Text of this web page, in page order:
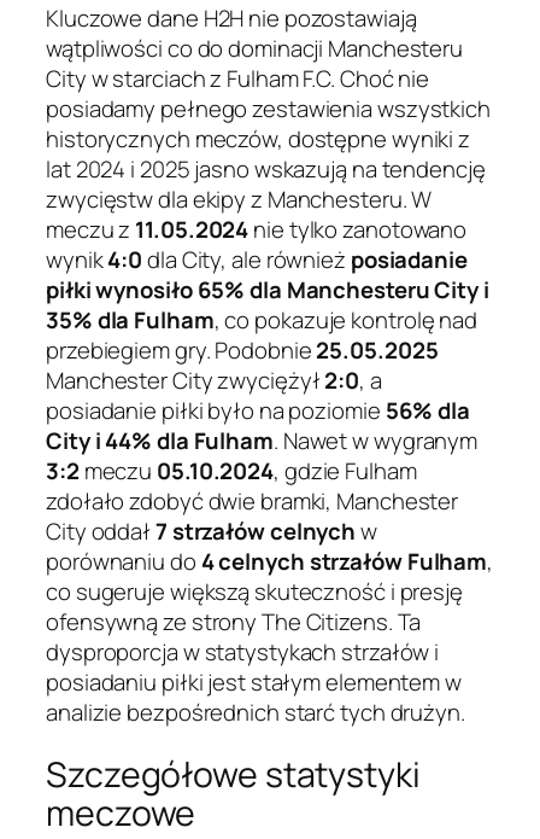
Kluczowe dane H2H nie pozostawiają
wątpliwości co do dominacji Manchesteru
City w starciach z Fulham F.C. Choć nie
posiadamy pełnego zestawienia wszystkich
historycznych meczów, dostępne wyniki z
lat 2024 i 2025 jasno wskazują na tendencję
zwycięstw dla ekipy z Manchesteru. W
meczu z 11.05.2024nie tylko zanotowano
wynik4:0dla City, ale również posiadanie
piłki wynosiło 65% dla Manchesteru City i
35% dla Fulham, co pokazuje kontrolę nad
przebiegiem gry. Podobnie25.05.2025
Manchester City zwyciężył2:0, a
posiadanie piłki było na poziomie 56% dla
City i 44% dla Fulham. Nawet w wygranym
3:2 meczu 05.10.2024, gdzie Fulham
zdołało zdobyć dwie bramki, Manchester
City oddał7 strzałów celnychw
porównaniu do 4 celnych strzałów Fulham,
co sugeruje większą skuteczność i presję
ofensywną ze strony The Citizens. Ta
dysproporcja w statystykach strzałów i
posiadaniu piłki jest stałym elementem w
analizie bezpośrednich starć tych drużyn.
Szczegółowe statystyki
meczowe